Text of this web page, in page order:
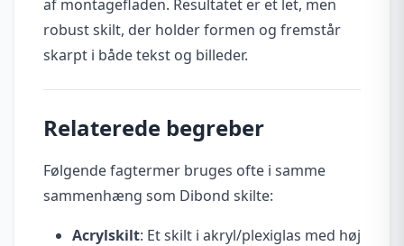
af montagefladen. Resultatet er et let, men
robust skilt, der holder formen og fremstår
skarpt i både tekst og billeder.
Relaterede begreber
Følgende fagtermer bruges ofte i samme
sammenhæng som Dibond skilte:
Acrylskilt: Et skilt i akryl/plexiglas med høj